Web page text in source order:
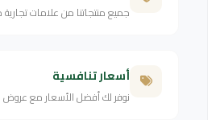
جميع منتجاتنا من علامات
أسعار تنافسية
نوفر لك أفضل الأسعار مع